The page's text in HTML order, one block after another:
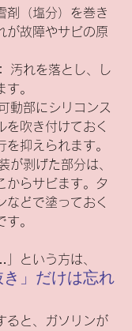
剤（塩分）を巻き
が故障やサビの原
汚れを落とし、し
す。
動部にシリコンス
を吹き付けておく
を抑えられます。
が剥げた部分は、
からサビます。タ
などで塗っておく
す。
」という方は、
」だけは忘れ
ると、ガソリンが